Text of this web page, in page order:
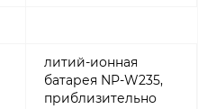
литий-ионная
батарея NP-W235,
приблизительно